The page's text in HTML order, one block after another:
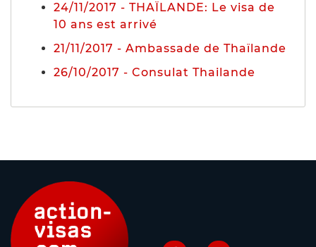
24/11/2017 - THAÏLANDE: Le visa de
10 ans est arrivé
21/11/2017 - Ambassade de Thaïlande
26/10/2017 - Consulat Thailande